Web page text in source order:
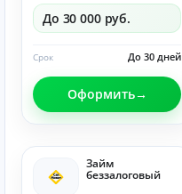
До 30 000 руб.
До 30 дней
Срок
Оформить
Займ
беззалоговый